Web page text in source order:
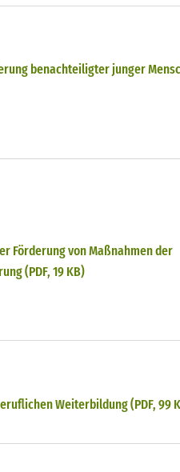
benachteiligter junger
Förderung von Maßnahmen der
(PDF, 19 KB)
Weiterbildung (PDF, 99